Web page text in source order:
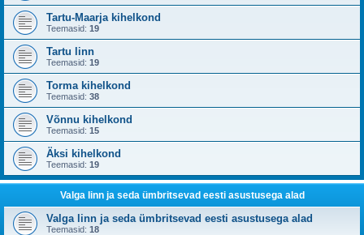
Tartu-Maarja kihelkond
Teemasid: 19
Tartu linn
Teemasid: 19
Torma kihelkond
Teemasid: 38
Võnnu kihelkond
Teemasid: 15
Äksi kihelkond
Teemasid: 19
Valga linn ja seda ümbritsevad eesti asustusega alad
Valga linn ja seda ümbritsevad eesti asustusega alad
Teemasid: 18